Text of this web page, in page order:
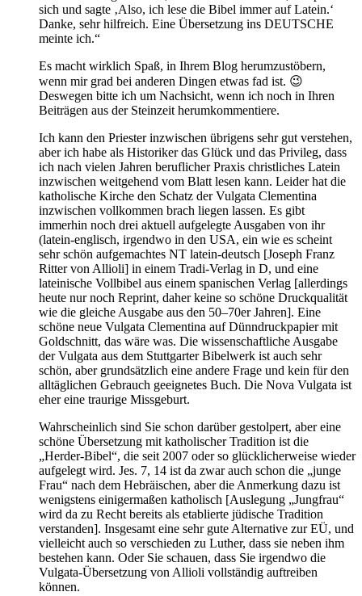
sich und sagte ‚Also, ich lese die Bibel immer auf Latein.‘
Danke, sehr hilfreich. Eine Übersetzung ins DEUTSCHE
meinte ich.“
Es macht wirklich Spaß, in Ihrem Blog herumzustöbern,
wenn mir grad bei anderen Dingen etwas fad ist. 😉
Deswegen bitte ich um Nachsicht, wenn ich noch in Ihren
Beiträgen aus der Steinzeit herumkommentiere.
Ich kann den Priester inzwischen übrigens sehr gut verstehen,
aber ich habe als Historiker das Glück und das Privileg, dass
ich nach vielen Jahren beruflicher Praxis christliches Latein
inzwischen weitgehend vom Blatt lesen kann. Leider hat die
katholische Kirche den Schatz der Vulgata Clementina
inzwischen vollkommen brach liegen lassen. Es gibt
immerhin noch drei aktuell aufgelegte Ausgaben von ihr
(latein-englisch, irgendwo in den USA, ein wie es scheint
sehr schön aufgemachtes NT latein-deutsch [Joseph Franz
Ritter von Allioli] in einem Tradi-Verlag in D, und eine
lateinische Vollbibel aus einem spanischen Verlag [allerdings
heute nur noch Reprint, daher keine so schöne Druckqualität
wie die gleiche Ausgabe aus den 50–70er Jahren]. Eine
schöne neue Vulgata Clementina auf Dünndruckpapier mit
Goldschnitt, das wäre was. Die wissenschaftliche Ausgabe
der Vulgata aus dem Stuttgarter Bibelwerk ist auch sehr
schön, aber grundsätzlich eine andere Frage und kein für den
alltäglichen Gebrauch geeignetes Buch. Die Nova Vulgata ist
eher eine traurige Missgeburt.
Wahrscheinlich sind Sie schon darüber gestolpert, aber eine
schöne Übersetzung mit katholischer Tradition ist die
„Herder-Bibel“, die seit 2007 oder so glücklicherweise wieder
aufgelegt wird. Jes. 7, 14 ist da zwar auch schon die „junge
Frau“ nach dem Hebräischen, aber die Anmerkung dazu ist
wenigstens einigermaßen katholisch [Auslegung „Jungfrau“
wird da zu Recht bereits als etablierte jüdische Tradition
verstanden]. Insgesamt eine sehr gute Alternative zur EÜ, und
vielleicht auch so verschieden zu Luther, dass sie neben ihm
bestehen kann. Oder Sie schauen, dass Sie irgendwo die
Vulgata-Übersetzung von Allioli vollständig auftreiben
können.